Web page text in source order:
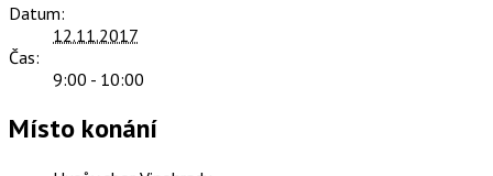
Datum:
12.11.2017
Čas:
9:00 - 10:00
Místo konání